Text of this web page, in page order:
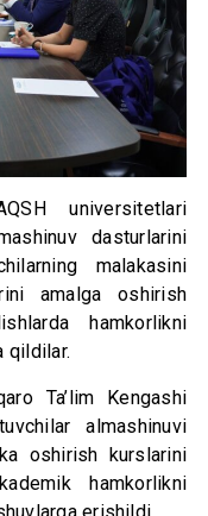
universitetlari
dasturlarini
malakasini
amalga oshirish
hamkorlikni
qildilar.
Ta’lim Kengashi
almashinuvi
oshirish kurslarini
hamkorlikni